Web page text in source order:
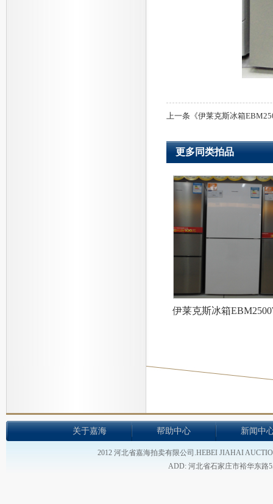
上一条《伊莱克斯冰箱
更多同类拍品
伊莱克斯冰箱
关于嘉海 帮助中心 新闻中
2012 河北省嘉海拍卖有限公司.HEBEI JIAHAI
ADD: 河北省石家庄市裕华东路